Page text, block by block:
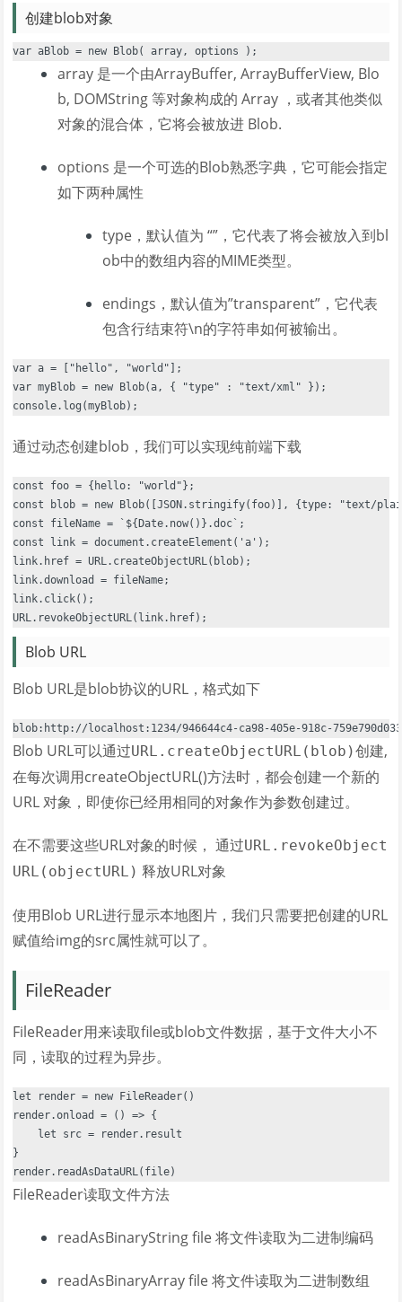
创建blob对象
array 是一个由ArrayBuffer, ArrayBufferView, Blo
b, DOMString 等对象构成的 Array ，或者其他类似
对象的混合体，它将会被放进 Blob.
options 是一个可选的Blob熟悉字典，它可能会指定
如下两种属性
type，默认值为 “”，它代表了将会被放入到bl
ob中的数组内容的MIME类型。
endings，默认值为”transparent”，它代表
包含行结束符\n的字符串如何被输出。
var a = ["hello", "world"];
var myBlob = new Blob(a, { "type" : "text/xml" });
通过动态创建blob，我们可以实现纯前端下载
const foo = {hello: "world"};
const blob = new Blob([JSON.stringify(foo)], {type: "text/
const fileName = `${Date.now()}.doc`;
const link = document.createElement('a');
link.href = URL.createObjectURL(blob);
link.download = fileName;
link.click();
Blob URL
Blob URL是blob协议的URL，格式如下
Blob URL可以通过URL.createObjectURL(blob)创建,
在每次调用createObjectURL()方法时，都会创建一个新的
URL 对象，即使你已经用相同的对象作为参数创建过。
在不需要这些URL对象的时候， 通过URL.revokeObject
URL(objectURL) 释放URL对象
使用Blob URL进行显示本地图片，我们只需要把创建的URL
赋值给img的src属性就可以了。
FileReader
FileReader用来读取file或blob文件数据，基于文件大小不
同，读取的过程为异步。
let render = new FileReader()
render.onload = () => {
    let src = render.result
}
FileReader读取文件方法
readAsBinaryString file 将文件读取为二进制编码
readAsBinaryArray file 将文件读取为二进制数组